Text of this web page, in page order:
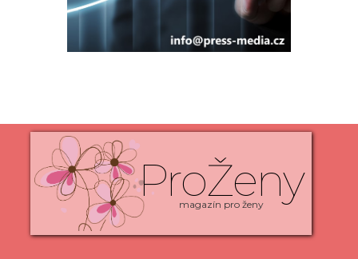
ProŽeny
magazín pro ženy